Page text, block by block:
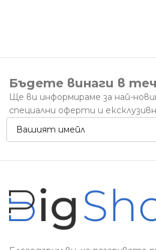
Бъдете винаги в
Ще ви информираме за най-
специални оферти и